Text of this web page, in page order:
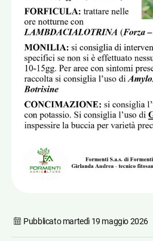
Pubblicatomartedì 19 maggio 2026